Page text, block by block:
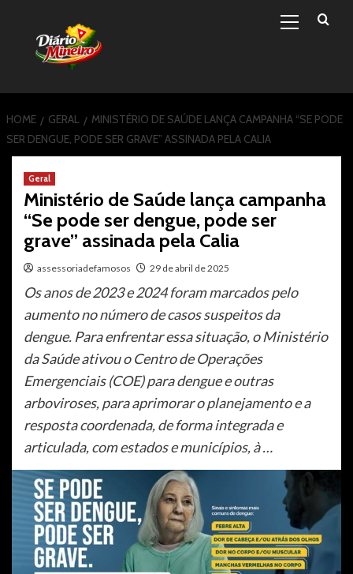
content
Menu
HOME GERAL
MINISTÉRIO DE SAÚDE LANÇA CAMPANHA “SE PODE
SER DENGUE, PODE SER GRAVE” ASSINADA PELA CALIA
Geral
Ministério de Saúde lança campanha
“Se pode ser dengue, pode ser
grave” assinada pela Calia
assessoriadefamosos 29 de abril de 2025
Os anos de 2023 e 2024 foram marcados pelo
aumento no número de casos suspeitos da
dengue. Para enfrentar essa situação, o Ministério
da Saúde ativou o Centro de Operações
Emergenciais (COE) para dengue e outras
arboviroses, para aprimorar o planejamento e a
resposta coordenada, de forma integrada e
articulada, com estados e municípios, à …